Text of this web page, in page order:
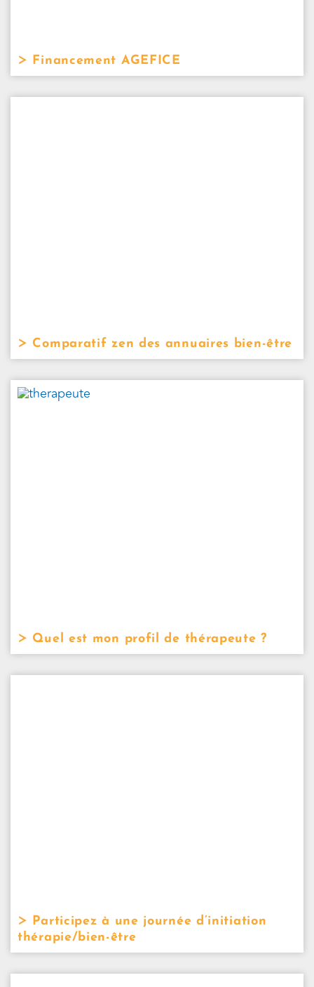
Financement AGEFICE
Comparatif zen des annuaires bien-être
Quel est mon profil de thérapeute ?
Participez à une journée d’initiation
thérapie/bien-être